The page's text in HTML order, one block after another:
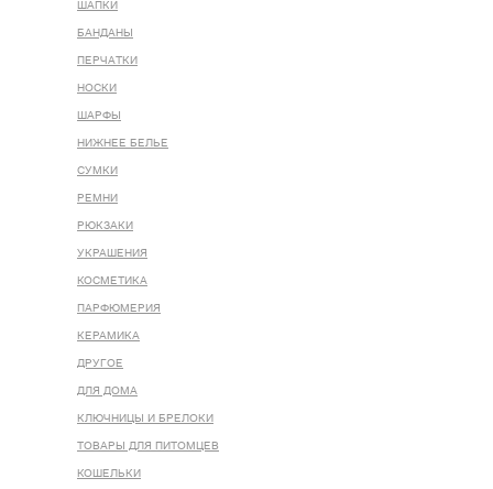
ШАПКИ
БАНДАНЫ
ПЕРЧАТКИ
НОСКИ
ШАРФЫ
НИЖНЕЕ БЕЛЬЕ
СУМКИ
РЕМНИ
РЮКЗАКИ
УКРАШЕНИЯ
КОСМЕТИКА
ПАРФЮМЕРИЯ
КЕРАМИКА
ДРУГОЕ
ДЛЯ ДОМА
КЛЮЧНИЦЫ И БРЕЛОКИ
ТОВАРЫ ДЛЯ ПИТОМЦЕВ
КОШЕЛЬКИ